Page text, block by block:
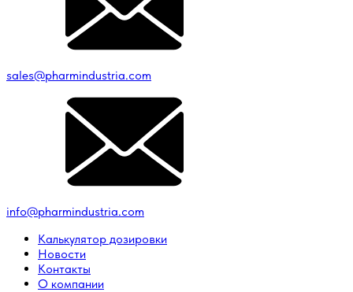
sales@pharmindustria.com
info@pharmindustria.com
Калькулятор дозировки
Новости
Контакты
О компании